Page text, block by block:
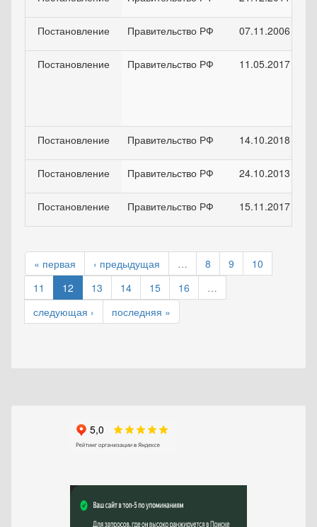
Постановление Правительство РФ 07.11.2006
Постановление Правительство РФ 11.05.2017
Постановление Правительство РФ 14.10.2018
Постановление Правительство РФ 24.10.2013
Постановление Правительство РФ 15.11.2017
« первая ‹ предыдущая … 8 9
10
11
12 13 14 15 16
…
следующая ›
последняя »